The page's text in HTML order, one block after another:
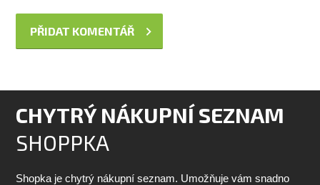
CHYTRÝ NÁKUPNÍ SEZNAM
SHOPPKA
Shopka je chytrý nákupní seznam. Umožňuje vám snadno